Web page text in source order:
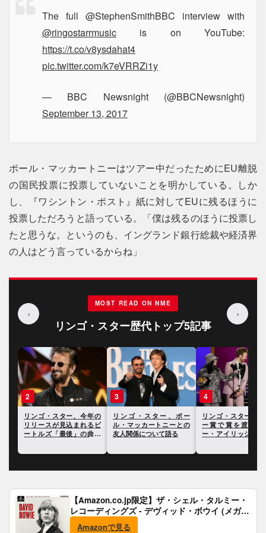
The full @StephenSmithBBC interview with
@ringostarrmusic is on YouTube:
https://t.co/v8ysdahat4
pic.twitter.com/k7eVRRZi1y
— BBC Newsnight (@BBCNewsnight)
September 13, 2017
ポール・マッカートニーはツアー中だったためにEU離脱
の国民投票に投票していないことを明かしている。しか
し、『ワシントン・ポスト』紙に対してEUに残るほうに
投票しただろうと語っている。「僕は残るのほうに投票し
たと思うな。というのも、イングランド銀行総裁や経済界
の人はどう言っているからね」
‹
MOST READ ON NME
リンゴ・スター歴代トップ5記事
›
3
リンゴ・スター、ポー
ル・マッカートニーとの
友人関係について語る
4
リンゴ・スター、グラミ
ー賞で賞を渡したビリ
ー・アイリッシュに賛辞
5
リンゴ・スター、
思うキャリアで最
ラムについて語る
【Amazon.co.jp限定】ザ・シェル・タルミー・
レコーディングズ - デヴィッド・ボウイ (メガジ
ャケ付)
Amazonで見る